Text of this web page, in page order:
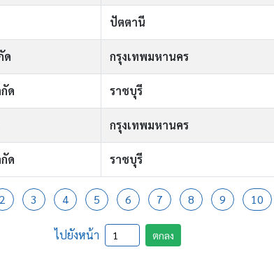
ปัตตานี
ด กรุงเทพมหานคร
ด ราชบุรี
กรุงเทพมหานคร
ด ราชบุรี
2 3 4 5 6 7 8 9 10
ไปยังหน้า ตกลง